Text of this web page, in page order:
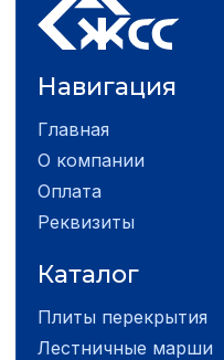
Навигация
Главная
О компании
Оплата
Реквизиты
Каталог
Плиты перекрытия
Лестничные марши